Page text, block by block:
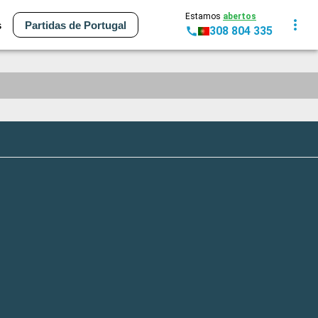
Partidas de Portugal
Estamos abertos
308 804 335